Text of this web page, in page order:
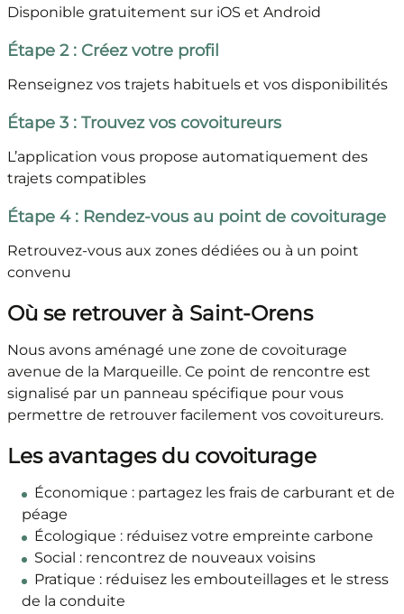
Disponible gratuitement sur iOS et Android
Étape 2 : Créez votre profil
Renseignez vos trajets habituels et vos disponibilités
Étape 3 : Trouvez vos covoitureurs
L’application vous propose automatiquement des
trajets compatibles
Étape 4 : Rendez-vous au point de covoiturage
Retrouvez-vous aux zones dédiées ou à un point
convenu
Où se retrouver à Saint-Orens
Nous avons aménagé une zone de covoiturage
avenue de la Marqueille. Ce point de rencontre est
signalisé par un panneau spécifique pour vous
permettre de retrouver facilement vos covoitureurs.
Les avantages du covoiturage
Économique : partagez les frais de carburant et de
péage
Écologique : réduisez votre empreinte carbone
Social : rencontrez de nouveaux voisins
Pratique : réduisez les embouteillages et le stress
de la conduite